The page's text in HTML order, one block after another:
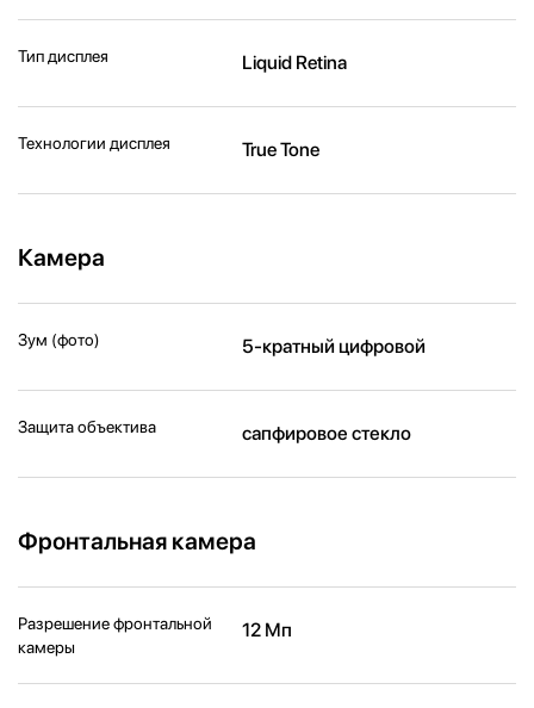
Тип дисплея Liquid Retina
Технологии дисплея True Tone
Камера
Зум (фото) 5-кратный цифровой
Защита объектива сапфировое стекло
Фронтальная камера
Разрешение фронтальной
камеры
12 Мп